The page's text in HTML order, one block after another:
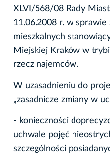
XLVI/568/08 Rady
11.06.2008 r. w sprawie
mieszkalnych
Miejskiej Kraków w
rzecz najemców.
W uzasadnieniu do
„zasadnicze zmiany w
- konieczności
uchwale pojęć
szczególności